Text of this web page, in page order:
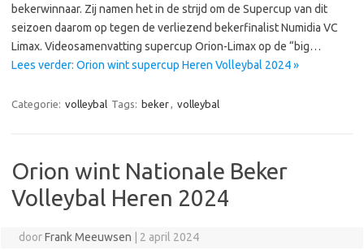
bekerwinnaar. Zij namen het in de strijd om de Supercup van dit
seizoen daarom op tegen de verliezend bekerfinalist Numidia VC
Limax. Videosamenvatting supercup Orion-Limax op de “big…
Lees verder: Orion wint supercup Heren Volleybal 2024 »
Categorie: volleybal Tags: beker, volleybal
Orion wint Nationale Beker
Volleybal Heren 2024
doorFrank Meeuwsen 2 april 2024